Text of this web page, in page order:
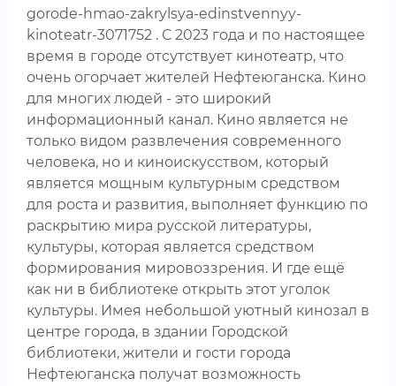
gorode-hmao-zakrylsya-edinstvennyy-
kinoteatr-3071752 . С 2023 года и по настоящее
время в городе отсутствует кинотеатр, что
очень огорчает жителей Нефтеюганска. Кино
для многих людей - это широкий
информационный канал. Кино является не
только видом развлечения современного
человека, но и киноискусством, который
является мощным культурным средством
для роста и развития, выполняет функцию по
раскрытию мира русской литературы,
культуры, которая является средством
формирования мировоззрения. И где ещё
как ни в библиотеке открыть этот уголок
культуры. Имея небольшой уютный кинозал в
центре города, в здании Городской
библиотеки, жители и гости города
Нефтеюганска получат возможность